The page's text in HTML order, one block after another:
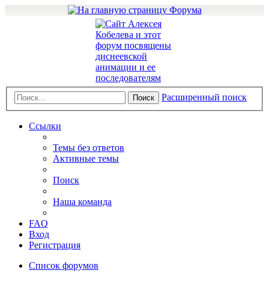
Поиск Расширенный поиск
Ссылки
Темы без ответов
Активные темы
Поиск
Наша команда
FAQ
Вход
Регистрация
Список форумов